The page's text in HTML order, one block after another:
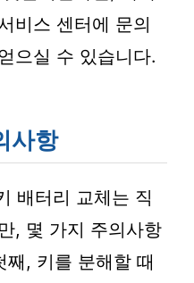
비스 센터에 문의
으실 수 있습니다.
사항
배터리 교체는 직
, 몇 가지 주의사항
, 키를 분해할 때